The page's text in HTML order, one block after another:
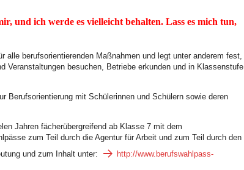
und ich werde es vielleicht behalten. Lass es mich tun,
alle berufsorientierenden Maßnahmen und legt unter anderem fest,
Veranstaltungen besuchen, Betriebe erkunden und in Klassenstufe
Berufsorientierung mit Schülerinnen und Schülern sowie deren
Jahren fächerübergreifend ab Klasse 7 mit dem
zum Teil durch die Agentur für Arbeit und zum Teil durch den
und zum Inhalt unter:
http://www.berufswahlpass-